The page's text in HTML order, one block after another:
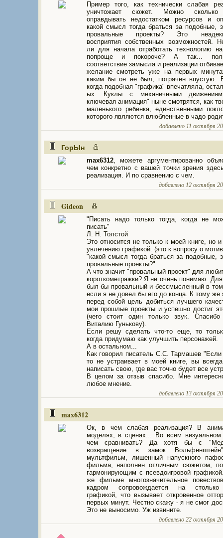
Пример того, как технически слабая
уничтожает сюжет. Можно сколько
оправдывать недостатком ресурсов и
какой смысл тогда браться за подобные,
провальные проекты? Это
восприятия собственных возможностей.
ли для начала отработать технологию
попроще и покороче? А так...
соответствие замысла и реализации
желание смотреть уже на первых
каким бы он не был, потрачен впустую.
когда подобная "графика" впечатляла,
ых. Куклы с механичными
ключевая анимация" ныне смотрятся, как
маленького ребенка, единственными
которого являются влюбленные в чадо
добавлено 11 октября
ГорЫн
max6312, можете аргументированно
чем конкретно с вашей точки зрения
реализация. И по сравнению с чем.
добавлено 12 октября
Gideon
"Писать надо только тогда, когда не
писать"
Л. Н. Толстой
Это относится не только к моей книге, но
увлечению графикой. (это к вопросу о
"какой смысл тогда браться за подобные,
провальные проекты?"
А что значит "провальный проект" для
короткометражки? Я не очень понимаю.
был бы провальный и бессмысленный в
если я не довел бы его до конца. К тому же
перед собой цель добиться лучшего
мои прошлые проекты и успешно достиг
(чего стоит один только звук.
Виталию Гунькову).
Если решу сделать что-то еще, то
когда придумаю как улучшить персонажей.
А в остальном...
Как говорил писатель С.С. Тармашев "Если
то не устраивает в моей книге, вы
написать свою, где вас точно будет все
В целом за отзыв спасибо. Мне
любое мнение.
добавлено 13 октября
max6312
Ок, в чем слабая реализация? В
моделях, в сценах... Во всем
чем сравнивать? Да хотя бы с
возвращение в замок
мультфильм, лишенный напускного
фильма, наполнен отличным сюжетом,
гармонирующим с псевдоигровой
же фильме многозначительное
кадром сопровождается на столько
графикой, что вызывает откровенное
первых минут. Честно скажу - я не смог
Это не выносимо. Уж извините.
добавлено 22 октября